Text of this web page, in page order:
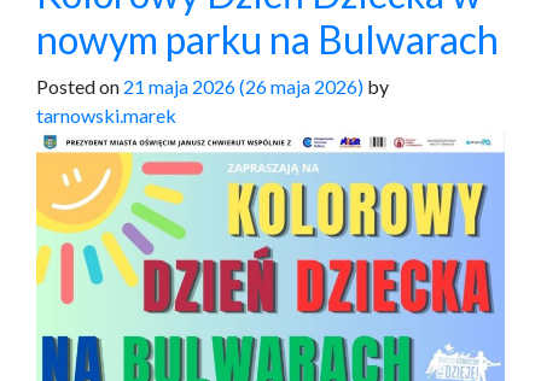
nowym parku na Bulwarach
Posted on 21 maja 2026(26 maja 2026) by
tarnowski.marek